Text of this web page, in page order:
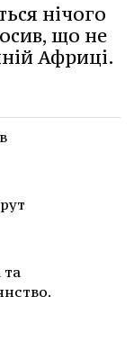
нічого
що не
Африці.
та